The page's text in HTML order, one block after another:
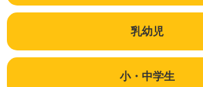
乳幼児
小・中学生